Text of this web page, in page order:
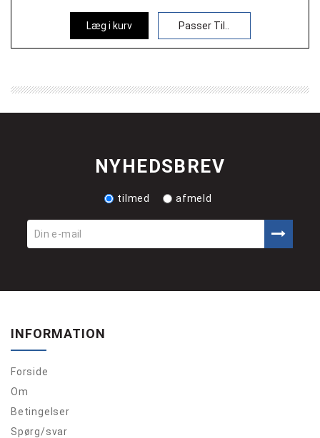
Læg i kurv Passer Til..
NYHEDSBREV
tilmed afmeld
INFORMATION
Forside
Om
Betingelser
Spørg/svar